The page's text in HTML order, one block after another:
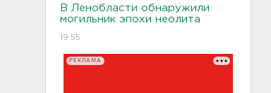
В Ленобласти обнаружили
могильник эпохи неолита
19:55
РЕКЛАМА